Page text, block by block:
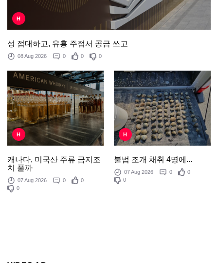
H
성 접대하고, 유흥 주점서 공금 쓰고
08 Aug 2026 0 0 0
H
캐나다, 미국산 주류 금지조
치 풀까
07 Aug 2026 0
0
0
H
불법 조개 채취 4명에...
07 Aug 2026 0
0
0